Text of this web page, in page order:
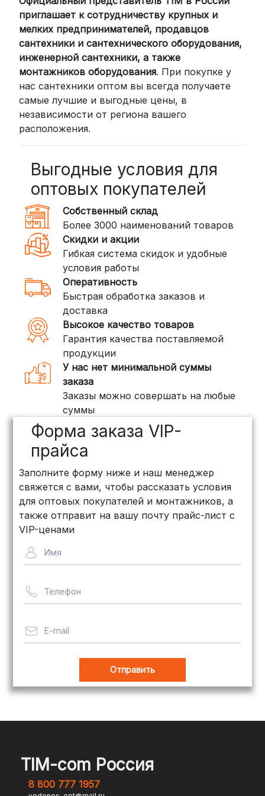
Для клиентов из других регионов
России мы сотрудничаем с
проверенными транспортными
компаниями:
СДЭК: Выбирайте доставку до
пункта выдачи (от 2 дней) или
курьером до двери (от 3 дней).
Стоимость начинается от300
рублей
пунктов выдачи или курьером.
Сроки — от 2 дней, стоимость — от
350 рублей
DPD: Международная служба
доставки, которая работает и
внутри России. Сроки — от 2 дней,
стоимость — от 400 рублей
3. Доставка крупногабаритных грузов
(ПЭК, КИТ, Байкал Сервис)
Если ваш заказ включает большие или
тяжелые товары, мы рекомендуем
воспользоваться услугами компаний,
специализирующихся на доставке
грузов:
ПЭК: Сроки доставки — от 3 до 10
дней, стоимость рассчитывается
индивидуально (минимум
рублей
объемных заказов. Сроки — от 3
дней, стоимость — от500 рублей
Байкал Сервис: Идеально подходит
для крупногабаритных товаров.
рассчитывается индивидуально
Важно! Мы заботимся о том, чтобы
целости и сохранности, независимо
от их размера.
максимально удобным и безопасным
для наших клиентов. Независимо от
того, являетесь ли вы физическим или
приглашает к сотрудничеству крупных и
мелких предпринимателей, продавцов
сантехники и сантехнического оборудования,
инженерной сантехники, а также
монтажников оборудования. При покупке у
нас сантехники оптом вы всегда получаете
самые лучшие и выгодные цены, в
независимости от региона вашего
расположения.
Выгодные условия для
оптовых покупателей
Собственный склад
Более 3000 наименований товаров
Скидки и акции
Гибкая система скидок и удобные
условия работы
Оперативность
Быстрая обработка заказов и
доставка
Высокое качество товаров
Гарантия качества поставляемой
продукции
У нас нет минимальной суммы
заказа
Заказы можно совершать на любые
суммы
Форма заказа VIP-
прайса
Заполните форму ниже и наш менеджер
свяжется с вами, чтобы рассказать условия
для оптовых покупателей и монтажников, а
также отправит на вашу почту прайс-лист с
VIP-ценами
Имя
Телефон
E-mail
TIM-com Россия
8 800 777 1957